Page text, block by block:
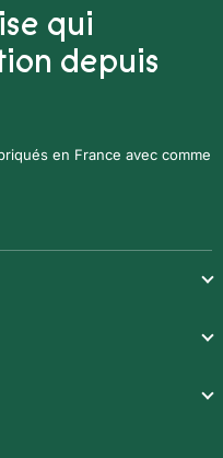
qui
depuis
en France avec comme